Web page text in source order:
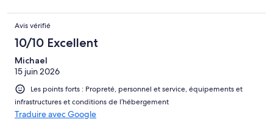
Avis vérifié
10/10 Excellent
Michael
15 juin 2026
Les points forts : Propreté, personnel et service, équipements et
infrastructures et conditions de l’hébergement
Traduire avec Google